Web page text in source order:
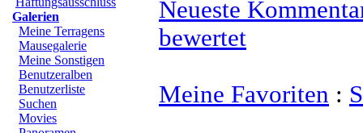
Galerien
Meine Terragens
Mausegalerie
Meine Sonstigen
Benutzeralben
Benutzerliste
Suchen
Movies
Neueste
bewertet
Meine Favoriten :